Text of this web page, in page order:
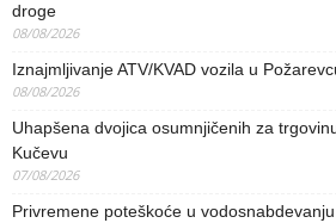
droge
08/08/2026
Iznajmljivanje ATV/KVAD vozila u
08/08/2026
Uhapšena dvojica osumnjičenih za
Kučevu
07/08/2026
Privremene poteškoće u